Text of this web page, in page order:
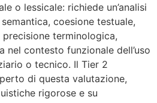
o lessicale: richiede un’analisi
coesione testuale,
terminologica,
nel contesto funzionale dell’uso
o tecnico. Il Tier 2
di questa valutazione,
rigorose e su